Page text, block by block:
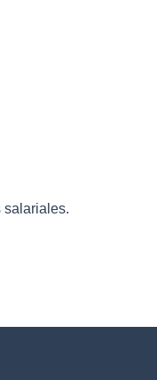
salariales.